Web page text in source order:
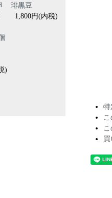
特
買
)
琲黒豆
1,800円(内税)